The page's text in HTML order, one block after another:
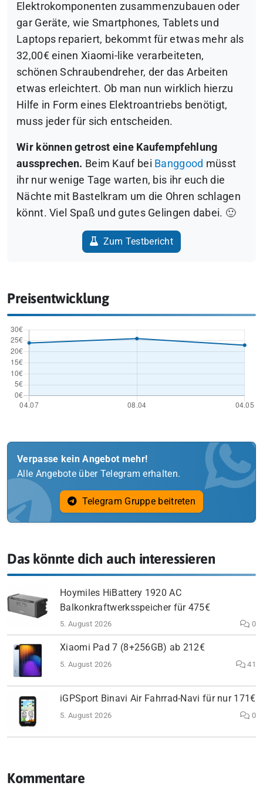
Elektrokomponenten zusammenzubauen oder
gar Geräte, wie Smartphones, Tablets und
Laptops repariert, bekommt für etwas mehr als
32,00€ einen Xiaomi-like verarbeiteten,
schönen Schraubendreher, der das Arbeiten
etwas erleichtert. Ob man nun wirklich hierzu
Hilfe in Form eines Elektroantriebs benötigt,
muss jeder für sich entscheiden.
Wir können getrost eine Kaufempfehlung
aussprechen. Beim Kauf bei Banggood müsst
ihr nur wenige Tage warten, bis ihr euch die
Nächte mit Bastelkram um die Ohren schlagen
könnt. Viel Spaß und gutes Gelingen dabei. 🙂
Zum Testbericht
Preisentwicklung
Verpasse kein Angebot mehr!
Alle Angebote über Telegram erhalten.
Telegram Gruppe beitreten
Das könnte dich auch interessieren
Hoymiles HiBattery 1920 AC
Balkonkraftwerksspeicher für 475€
5. August 2026 0
Xiaomi Pad 7 (8+256GB) ab 212€
5. August 2026 41
iGPSport Binavi Air Fahrrad-Navi für nur 171€
5. August 2026 0
Kommentare